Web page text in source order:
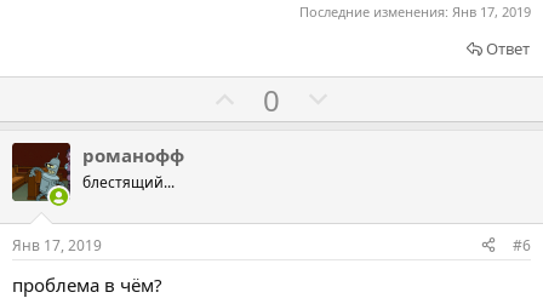
Последние изменения: Янв 17, 2019
Ответ
о
с
в
0
о
с
в
романофф
блестящий...
Янв 17, 2019 #6
проблема в чём?